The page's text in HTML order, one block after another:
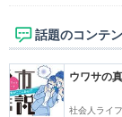
話題のコンテ
ウワサの
社会人ライフ